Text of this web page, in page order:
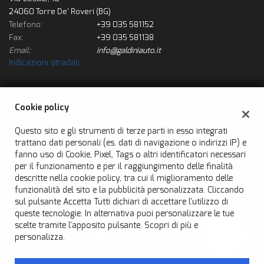
24060 Torre De' Roveri (BG)
Telefono:
+39 035 581152
Fax:
+39 035 581138
Email:
info@galdiniauto.it
Indicazioni stradali
Dati fiscali:
Via Casale, 10, Torre De' Roveri (BG)
P.IVA:03098510161
Registro delle imprese:BG
N°03098510161
Cookie policy
Questo sito e gli strumenti di terze parti in esso integrati
trattano dati personali (es. dati di navigazione o indirizzi IP) e
fanno uso di Cookie, Pixel, Tags o altri identificatori necessari
per il funzionamento e per il raggiungimento delle finalità
descritte nella cookie policy, tra cui il miglioramento delle
funzionalità del sito e la pubblicità personalizzata. Cliccando
sul pulsante Accetta Tutti dichiari di accettare l'utilizzo di
queste tecnologie. In alternativa puoi personalizzare le tue
scelte tramite l'apposito pulsante. Scopri di più e
personalizza.
questi
strumenti
di
tracciamento
si
policy.
rivedere
e
modificare
le
tue
scelte
in
qualsiasi
momento.